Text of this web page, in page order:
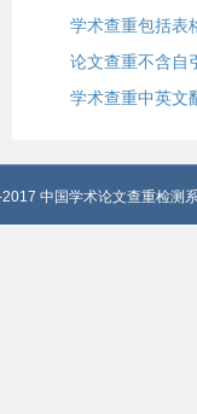
学术查重包括表
论文查重不含自
学术查重中英文
中国学术论文查重检